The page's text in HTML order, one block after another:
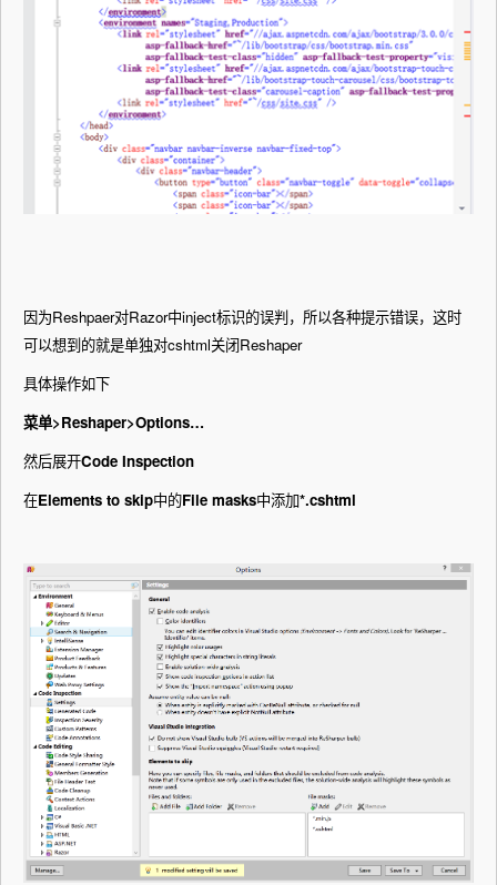
因为Reshpaer对Razor中inject标识的误判，所以各种提示错误，这时
可以想到的就是单独对cshtml关闭Reshaper
具体操作如下
菜单>Reshaper>Options…
然后展开Code Inspection
在Elements to skip中的File masks中添加*.cshtml